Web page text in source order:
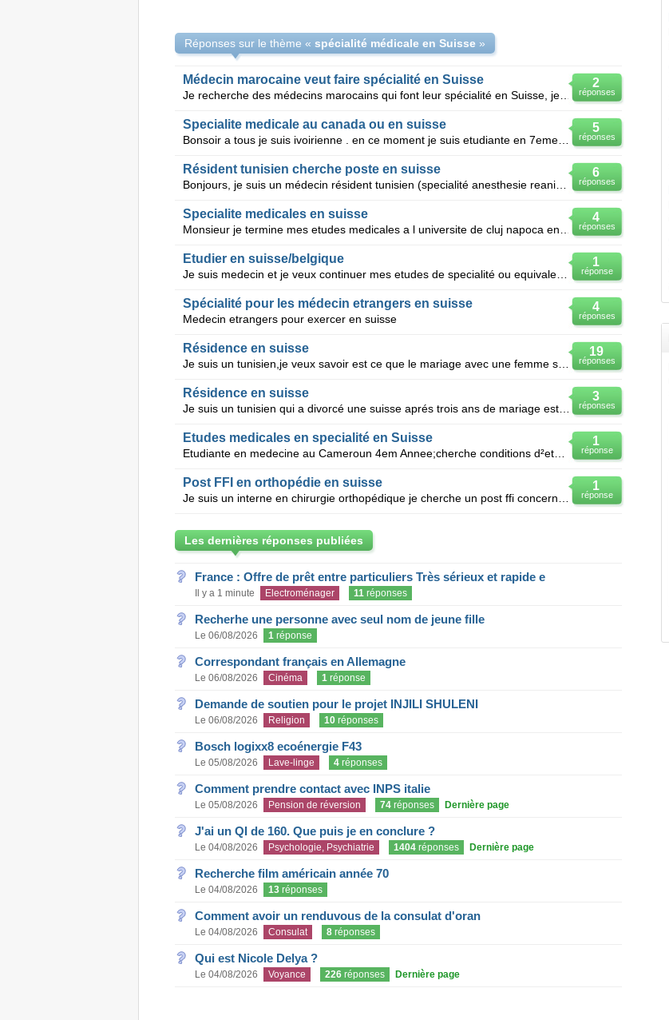
Réponses sur le thème « spécialité médicale en Suisse»
2
réponses
Médecin marocaine veut faire spécialité en Suisse
Je recherche des médecins marocains qui font leur spécialité en Suisse, je souhaiterai qu'ils m'écla
5
réponses
Specialite medicale au canada ou en suisse
Bonsoir a tous je suis ivoirienne . en ce moment je suis etudiante en 7eme année de medecine a ca
6
réponses
Résident tunisien cherche poste en suisse
Bonjours, je suis un médecin résident tunisien (specialité anesthesie reanimation), je voulais savoi
4
réponses
Specialite medicales en suisse
1
réponse
Etudier en suisse/belgique
Je suis medecin et je veux continuer mes etudes de specialité ou equivalence en suisse ou en belgiqu
4
réponses
Spécialité pour les médecin etrangers en suisse
Medecin etrangers pour exercer en suisse
19
réponses
Résidence en suisse
Je suis un tunisien,je veux savoir est ce que le mariage avec une femme suisse en Suisse me donne le
3
réponses
Résidence en suisse
Je suis un tunisien qui a divorcé une suisse aprés trois ans de mariage est ce que j'ai le droit de
1
réponse
Etudes medicales en specialité en Suisse
Etudiante en medecine au Cameroun 4em Annee;cherche conditions d²etudes et de bourses en suisse pour
1
réponse
Post FFI en orthopédie en suisse
Les dernières réponses publiées
France : Offre de prêt entre particuliers Très sérieux et rapide e
Il y a 1 minute Electroménager 11réponses
Recherhe une personne avec seul nom de jeune fille
Le 06/08/2026 1réponse
Correspondant français en Allemagne
Le 06/08/2026 Cinéma 1réponse
Demande de soutien pour le projet INJILI SHULENI
Le 06/08/2026 Religion 10réponses
Bosch logixx8 ecoénergie F43
Le 05/08/2026 Lave-linge 4réponses
Comment prendre contact avec INPS italie
Le 05/08/2026 Pension de réversion 74réponses Dernière page
J'ai un QI de 160. Que puis je en conclure ?
Le 04/08/2026 Psychologie, Psychiatrie 1404réponses Dernière page
Recherche film américain année 70
Le 04/08/2026 13réponses
Comment avoir un renduvous de la consulat d'oran
Le 04/08/2026 Consulat 8réponses
Qui est Nicole Delya ?
Le 04/08/2026 Voyance 226réponses Dernière page